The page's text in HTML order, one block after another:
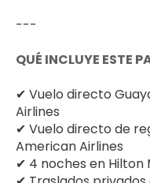
---
QUÉ INCLUYE ESTE
✔ Vuelo directo
Airlines
✔ Vuelo directo de
American Airlines
✔ 4 noches en Hilton